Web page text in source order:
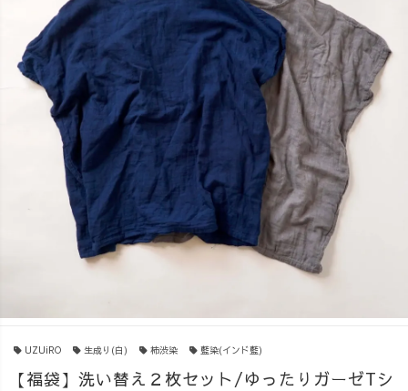
UZUiRO 生成り(白) 柿渋染 藍染(インド藍)
【福袋】洗い替え２枚セット/ゆったりガーゼTシ